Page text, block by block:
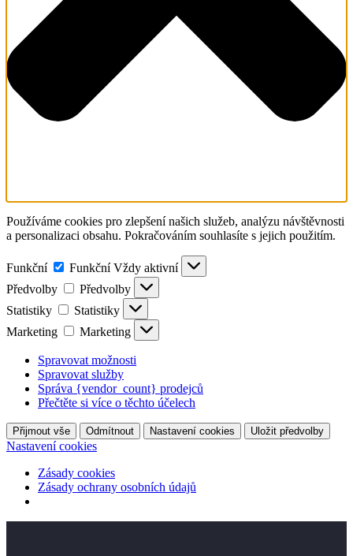
Používáme cookies pro zlepšení našich služeb, analýzu návštěvnosti
a personalizaci obsahu. Pokračováním souhlasíte s jejich použitím.
Funkční Funkční Vždy aktivní
Předvolby
Předvolby
Statistiky
Statistiky
Marketing
Marketing
Spravovat možnosti
Spravovat služby
Správa {vendor_count} prodejců
Přečtěte si více o těchto účelech
Přijmout vše Odmítnout Nastavení cookies Uložit předvolby
Nastavení cookies
Zásady cookies
Zásady ochrany osobních údajů